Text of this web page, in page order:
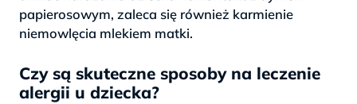
papierosowym, zaleca się również karmienie
niemowlęcia mlekiem matki.
Czy są skuteczne sposoby na leczenie
alergii u dziecka?